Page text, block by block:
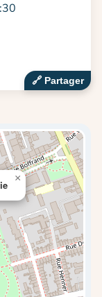
🔗‍️ Partager
×